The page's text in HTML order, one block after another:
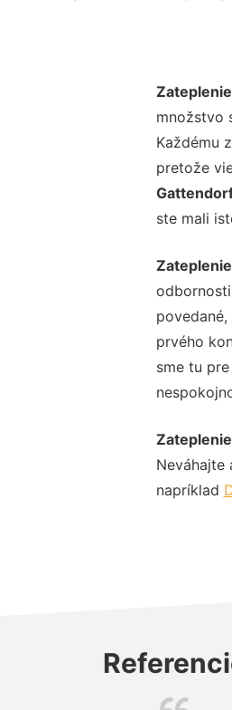
množstvo
Každému
pretože
ste mali
prvého
sme tu
Neváhajte
napríklad